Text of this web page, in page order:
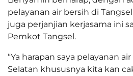
pelayanan air bersih di
juga perjanjian kerjasama ini
Pemkot Tangsel.
“Ya harapan saya pelayanan
Selatan khususnya kita kan